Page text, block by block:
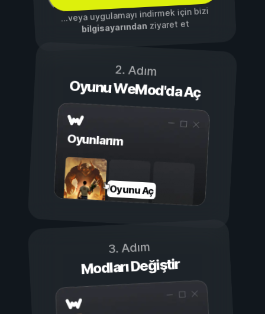
...veya uygulamayı indirmek için bizi
bilgisayarından ziyaret et
2. Adım
Oyunu WeMod'da Aç
Oyunlarım
Oyunu Aç
3. Adım
Modları Değiştir